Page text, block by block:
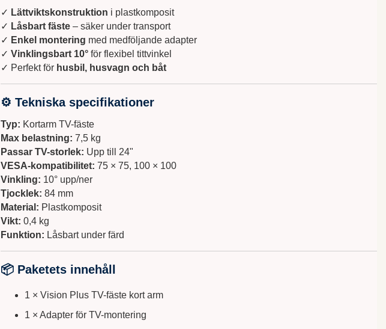
✓ Lättviktskonstruktion i plastkomposit
✓ Låsbart fäste– säker under transport
✓ Enkel montering med medföljande adapter
✓ Vinklingsbart 10°för flexibel tittvinkel
✓ Perfekt för husbil, husvagn och båt
⚙ Tekniska specifikationer
Typ: Kortarm TV-fäste
Max belastning: 7,5 kg
Passar TV-storlek: Upp till 24"
VESA-kompatibilitet: 75 × 75, 100 × 100
Vinkling: 10° upp/ner
Tjocklek: 84 mm
Material: Plastkomposit
Vikt: 0,4 kg
Funktion: Låsbart under färd
📦 Paketets innehåll
1 × Vision Plus TV-fäste kort arm
1 × Adapter för TV-montering